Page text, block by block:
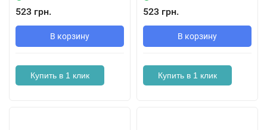
523 грн.
В корзину
Купить в 1 клик
523 грн.
В корзину
Купить в 1 клик